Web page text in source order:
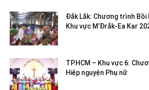
Đắk Lắk: Chương trình Bồi
Khu vực M’Đrắk-Ea Kar
TP.HCM – Khu vực 6:
Hiệp nguyện Phụ nữ